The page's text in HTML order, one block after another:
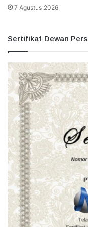
7 Agustus 2026
Sertifikat Dewan Pers